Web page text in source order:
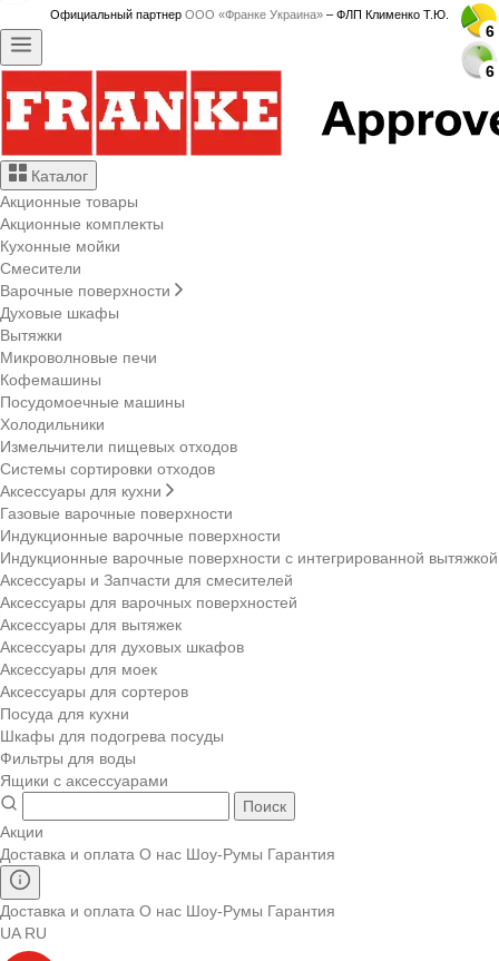
Официальный партнер ООО «Франке Украина» – ФЛП Клименко Т.Ю.
Каталог
Акционные товары
Акционные комплекты
Кухонные мойки
Смесители
Варочные поверхности
Духовые шкафы
Вытяжки
Микроволновые печи
Кофемашины
Посудомоечные машины
Холодильники
Измельчители пищевых отходов
Системы сортировки отходов
Аксессуары для кухни
Газовые варочные поверхности
Индукционные варочные поверхности
Индукционные варочные поверхности с интегрированной вытяжкой
Аксессуары и Запчасти для смесителей
Аксессуары для варочных поверхностей
Аксессуары для вытяжек
Аксессуары для духовых шкафов
Аксессуары для моек
Аксессуары для сортеров
Посуда для кухни
Шкафы для подогрева посуды
Фильтры для воды
Ящики с аксессуарами
Поиск
Акции
Доставка и оплата О нас Шоу-Румы Гарантия
Доставка и оплата О нас Шоу-Румы Гарантия
UA RU
6
6
6
6
6
6
6
6
6
6
6
6
6
6
6
6
6
6
6
6
6
6
6
6
6
6
6
6